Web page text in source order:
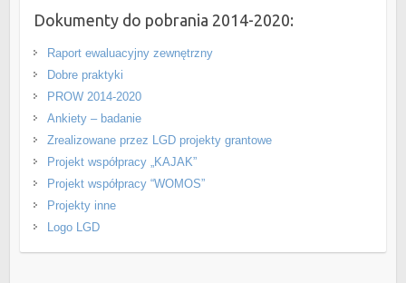
Dokumenty do pobrania 2014-2020:
Raport ewaluacyjny zewnętrzny
Dobre praktyki
PROW 2014-2020
Ankiety – badanie
Zrealizowane przez LGD projekty grantowe
Projekt współpracy „KAJAK”
Projekt współpracy “WOMOS”
Projekty inne
Logo LGD